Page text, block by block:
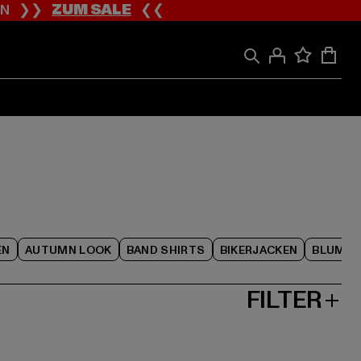
❯❯ZUM SALE❮❮
AUTUMN LOOK BAND SHIRTS BIKERJACKEN
FILTER